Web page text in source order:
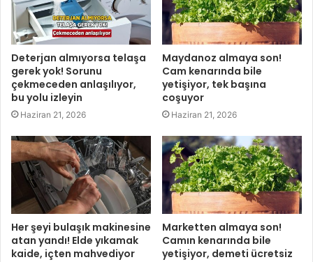
Deterjan almıyorsa telaşa
gerek yok! Sorunu
çekmeceden anlaşılıyor,
bu yolu izleyin
Haziran 21, 2026
Maydanoz almaya son!
Cam kenarında bile
yetişiyor, tek başına
coşuyor
Haziran 21, 2026
Her şeyi bulaşık makinesine
atan yandı! Elde yıkamak
kaide, içten mahvediyor
Marketten almaya son!
Camın kenarında bile
yetişiyor, demeti ücretsiz